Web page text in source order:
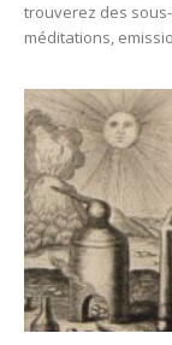
trouverez des
méditations,